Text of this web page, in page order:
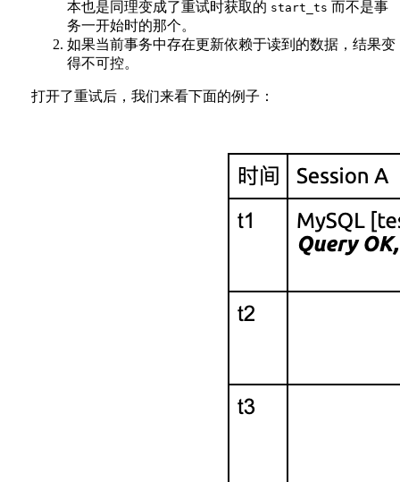
本也是同理变成了重试时获取的 start_ts 而不是事
务一开始时的那个。
如果当前事务中存在更新依赖于读到的数据，结果变
得不可控。
打开了重试后，我们来看下面的例子：